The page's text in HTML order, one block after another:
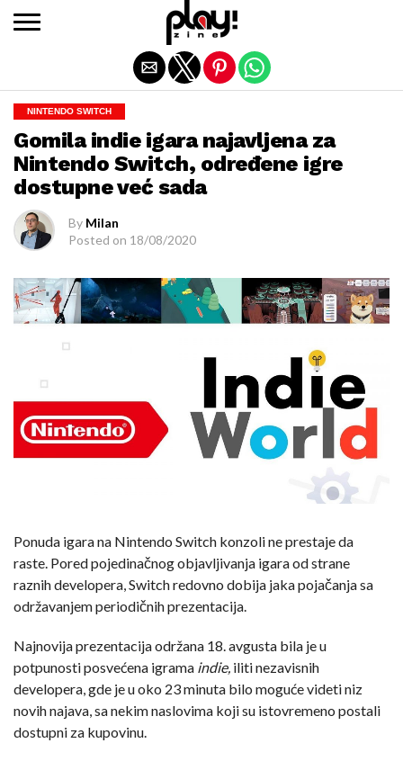
NINTENDO SWITCH
Gomila indie igara najavljena za
Nintendo Switch, određene igre
dostupne već sada
By Milan
Posted on 18/08/2020
Ponuda igara na Nintendo Switch konzoli ne prestaje da
raste. Pored pojedinačnog objavljivanja igara od strane
raznih developera, Switch redovno dobija jaka pojačanja sa
održavanjem periodičnih prezentacija.
Najnovija prezentacija održana 18. avgusta bila je u
potpunosti posvećena igrama indie, iliti nezavisnih
developera, gde je u oko 23 minuta bilo moguće videti niz
novih najava, sa nekim naslovima koji su istovremeno postali
dostupni za kupovinu.
Exit mobile version